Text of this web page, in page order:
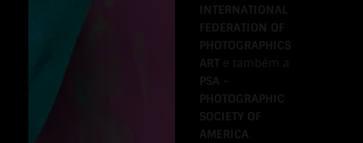
INTERNATIONAL
FEDERATION OF
PHOTOGRAPHICS
ART e também a
PSA –
PHOTOGRAPHIC
SOCIETY OF
AMERICA.